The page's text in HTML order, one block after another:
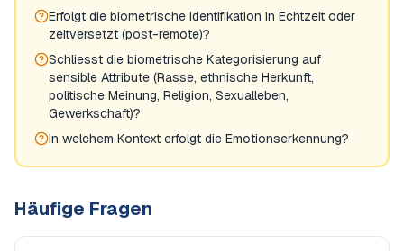
Erfolgt die biometrische Identifikation in Echtzeit oder
zeitversetzt (post-remote)?
Schliesst die biometrische Kategorisierung auf
sensible Attribute (Rasse, ethnische Herkunft,
politische Meinung, Religion, Sexualleben,
Gewerkschaft)?
In welchem Kontext erfolgt die Emotionserkennung?
Häufige Fragen